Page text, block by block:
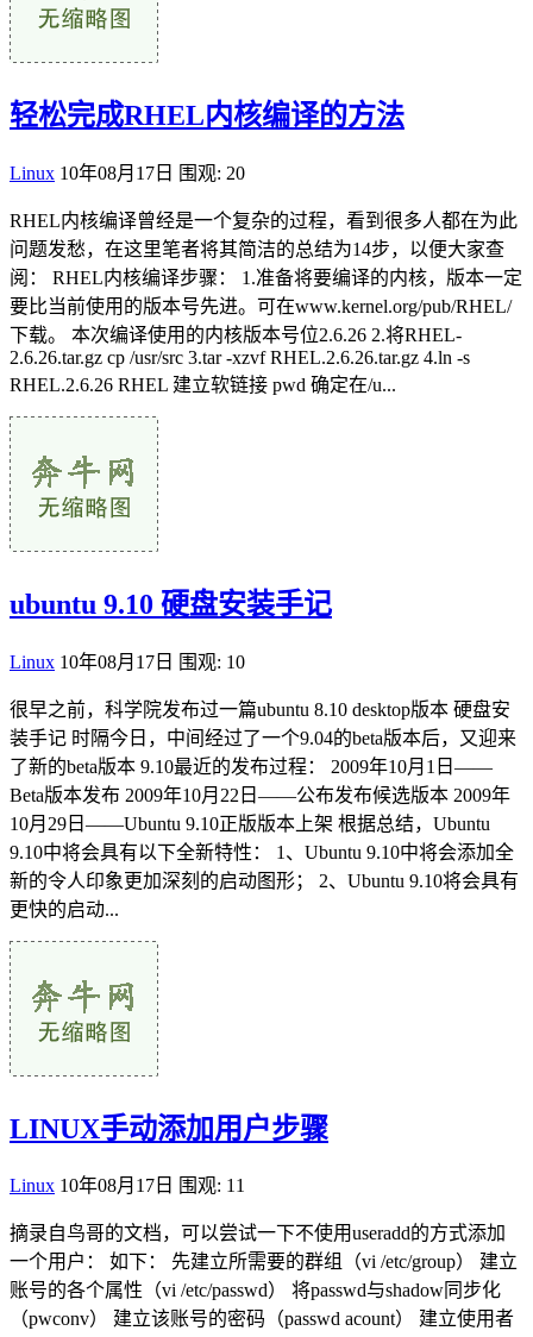
轻松完成RHEL内核编译的方法
Linux 10年08月17日 围观: 20
RHEL内核编译曾经是一个复杂的过程，看到很多人都在为此
问题发愁，在这里笔者将其简洁的总结为14步，以便大家查
阅： RHEL内核编译步骤： 1.准备将要编译的内核，版本一定
要比当前使用的版本号先进。可在www.kernel.org/pub/RHEL/
下载。 本次编译使用的内核版本号位2.6.26 2.将RHEL-
2.6.26.tar.gz cp /usr/src 3.tar -xzvf RHEL.2.6.26.tar.gz 4.ln -s
RHEL.2.6.26 RHEL 建立软链接 pwd 确定在/u...
ubuntu 9.10 硬盘安装手记
Linux 10年08月17日 围观: 10
很早之前，科学院发布过一篇ubuntu 8.10 desktop版本 硬盘安
装手记 时隔今日，中间经过了一个9.04的beta版本后，又迎来
了新的beta版本 9.10最近的发布过程： 2009年10月1日——
Beta版本发布 2009年10月22日——公布发布候选版本 2009年
10月29日——Ubuntu 9.10正版版本上架 根据总结，Ubuntu
9.10中将会具有以下全新特性： 1、Ubuntu 9.10中将会添加全
新的令人印象更加深刻的启动图形； 2、Ubuntu 9.10将会具有
更快的启动...
LINUX手动添加用户步骤
Linux 10年08月17日 围观: 11
摘录自鸟哥的文档，可以尝试一下不使用useradd的方式添加
一个用户： 如下： 先建立所需要的群组（vi /etc/group） 建立
账号的各个属性（vi /etc/passwd） 将passwd与shadow同步化
（pwconv） 建立该账号的密码（passwd acount） 建立使用者